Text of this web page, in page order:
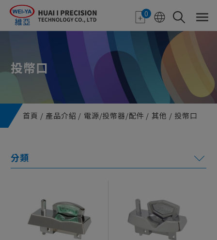
0
投幣口
首頁 產品介紹 電源/投幣器/配件 其他 投幣口
特色顯示器
機台機構
生活型態顯示器
Cookie管理面板